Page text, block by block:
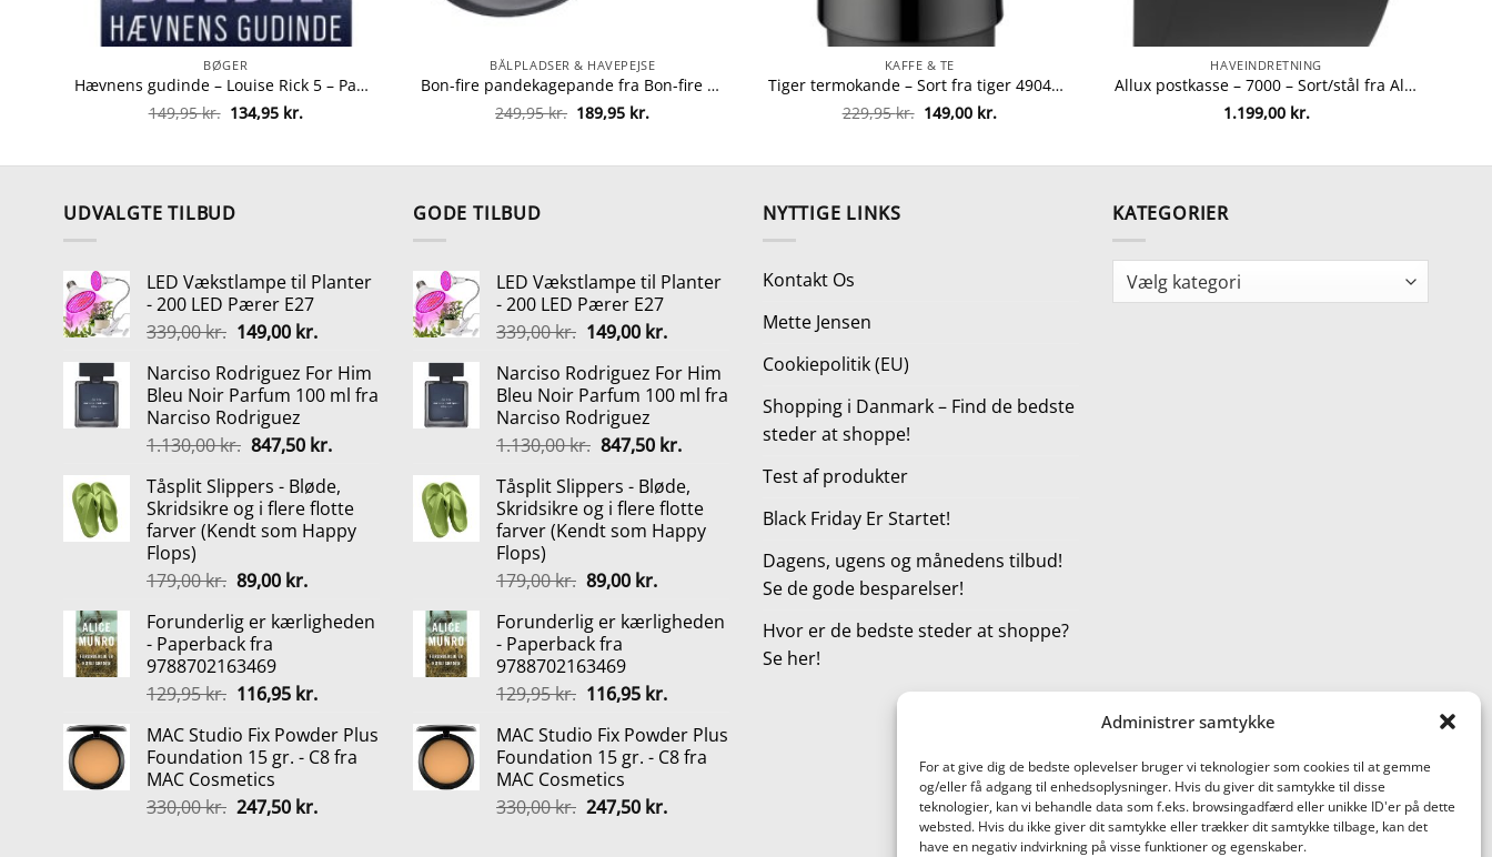
Administrer samtykke
For at give dig de bedste oplevelser bruger vi teknologier som cookies til at gemme
og/eller få adgang til enhedsoplysninger. Hvis du giver dit samtykke til disse
teknologier, kan vi behandle data som f.eks. browsingadfærd eller unikke ID'er på dette
websted. Hvis du ikke giver dit samtykke eller trækker dit samtykke tilbage, kan det
have en negativ indvirkning på visse funktioner og egenskaber.
BØGER
Hævnens gudinde – Louise Rick 5 – Paperback fra 9788771080711
149,95kr. Den
oprindelige
134,95 kr.Den
BÅLPLADSER & HAVEPEJSE
Bon-fire pandekagepande fra Bon-fire 5708085100091
249,95kr. Den
oprindelige
189,95 kr.
KAFFE & TE
Tiger termokande – Sort fra tiger 4904710193754
229,95kr. Den
oprindelige
149,00 kr.Den
HAVEINDRETNING
Allux postkasse – 7000 – Sort/stål fra Allux 5701701474736
1.199,00 kr.
UDVALGTE TILBUD
LED Vækstlampe til Planter
- 200 LED Pærer E27
339,00kr. Den
pris
var:
339,00 kr..
149,00 kr.Den
pris
er:
Narciso Rodriguez For Him
Bleu Noir Parfum 100 ml fra
Narciso Rodriguez
1.130,00kr. Den
pris
var:
1.130,00 kr..
847,50 kr.Den
pris
er:
847,50 kr..
Tåsplit Slippers - Bløde,
Skridsikre og i flere flotte
farver (Kendt som Happy
Flops)
179,00kr. Den
pris
var:
179,00 kr..
89,00 kr.Den
pris
Forunderlig er kærligheden
- Paperback fra
9788702163469
129,95kr. Den
pris
var:
129,95 kr..
116,95 kr.Den
pris
er:
MAC Studio Fix Powder Plus
Foundation 15 gr. - C8 fra
MAC Cosmetics
330,00kr. Den
247,50 kr.Den
GODE TILBUD
LED Vækstlampe til Planter
- 200 LED Pærer E27
339,00kr. Den
pris
var:
339,00 kr..
149,00 kr.Den
pris
er:
Narciso Rodriguez For Him
Bleu Noir Parfum 100 ml fra
Narciso Rodriguez
1.130,00kr. Den
pris
var:
1.130,00 kr..
847,50 kr.Den
pris
er:
847,50 kr..
Tåsplit Slippers - Bløde,
Skridsikre og i flere flotte
farver (Kendt som Happy
Flops)
179,00kr. Den
pris
var:
179,00 kr..
89,00 kr.Den
pris
Forunderlig er kærligheden
- Paperback fra
9788702163469
129,95kr. Den
pris
var:
129,95 kr..
116,95 kr.Den
pris
er:
MAC Studio Fix Powder Plus
Foundation 15 gr. - C8 fra
MAC Cosmetics
330,00kr. Den
247,50 kr.Den
NYTTIGE LINKS
Kontakt Os
Mette Jensen
Cookiepolitik (EU)
Shopping i Danmark – Find de bedste
steder at shoppe!
Test af produkter
Black Friday Er Startet!
Dagens, ugens og månedens tilbud!
Se de gode besparelser!
Hvor er de bedste steder at shoppe?
Se her!
KATEGORIER
Kategorier